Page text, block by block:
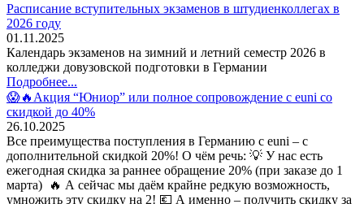
Расписание вступительных экзаменов в штудиенколлегах в
2026 году
01.11.2025
Календарь экзаменов на зимний и летний семестр 2026 в
колледжи довузовской подготовки в Германии
Подробнее...
😱🔥Акция “Юниор” или полное сопровождение с euni со
скидкой до 40%
26.10.2025
Все преимущества поступления в Германию с euni – с
дополнительной скидкой 20%! О чём речь: 💡 У нас есть
ежегодная скидка за раннее обращение 20% (при заказе до 1
марта) 🔥 А сейчас мы даём крайне редкую возможность,
умножить эту скидку на 2! 💶 А именно – получить скидку за